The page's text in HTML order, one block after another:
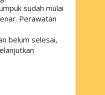
sudah mulai
Perawatan
belum selesai,